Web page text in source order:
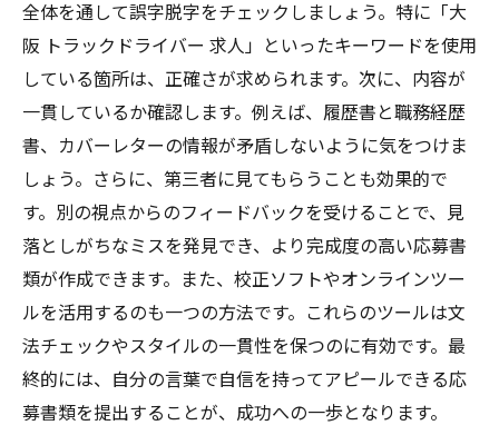
全体を通して誤字脱字をチェックしましょう。特に「大
阪 トラックドライバー 求人」といったキーワードを使用
している箇所は、正確さが求められます。次に、内容が
一貫しているか確認します。例えば、履歴書と職務経歴
書、カバーレターの情報が矛盾しないように気をつけま
しょう。さらに、第三者に見てもらうことも効果的で
す。別の視点からのフィードバックを受けることで、見
落としがちなミスを発見でき、より完成度の高い応募書
類が作成できます。また、校正ソフトやオンラインツー
ルを活用するのも一つの方法です。これらのツールは文
法チェックやスタイルの一貫性を保つのに有効です。最
終的には、自分の言葉で自信を持ってアピールできる応
募書類を提出することが、成功への一歩となります。